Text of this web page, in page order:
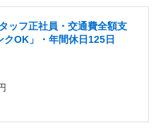
ッフ正社員・交通費全額支
OK」・年間休日125日